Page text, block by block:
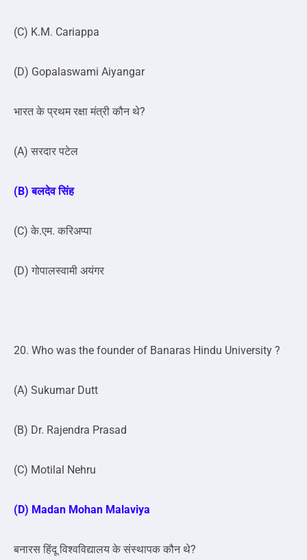
(C) K.M. Cariappa
(D) Gopalaswami Aiyangar
भारत के प्रथम रक्षा मंत्री कौन थे?
(A) सरदार पटेल
(B) बलदेव सिंह
(C) के.एम. करिअप्पा
(D) गोपालस्वामी अयंगर
20. Who was the founder of Banaras Hindu University ?
(A) Sukumar Dutt
(B) Dr. Rajendra Prasad
(C) Motilal Nehru
(D) Madan Mohan Malaviya
बनारस हिंदू विश्वविद्यालय के संस्थापक कौन थे?